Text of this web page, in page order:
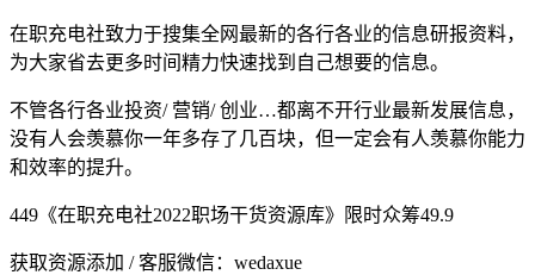
在职充电社致力于搜集全网最新的各行各业的信息研报资料，
为大家省去更多时间精力快速找到自己想要的信息。
不管各行各业投资/ 营销/ 创业…都离不开行业最新发展信息，
没有人会羡慕你一年多存了几百块，但一定会有人羡慕你能力
和效率的提升。
449《在职充电社2022职场干货资源库》限时众筹49.9
获取资源添加 / 客服微信：wedaxue